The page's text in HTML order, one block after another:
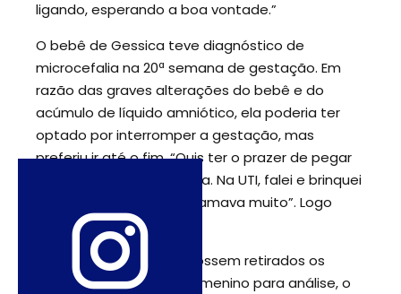
ligando, esperando a boa vontade.”
O bebê de Gessica teve diagnóstico de
microcefalia na 20ª semana de gestação. Em
razão das graves alterações do bebê e do
acúmulo de líquido amniótico, ela poderia ter
optado por interromper a gestação, mas
preferiu ir até o fim. “Quis ter o prazer de pegar
meu filho uma vez na vida. Na UTI, falei e brinquei
com ele, disse que eu o amava muito”. Logo
depois, o bebê morreu.
Gessica autorizou que fossem retirados os
órgãos e as vísceras do menino para análise, o